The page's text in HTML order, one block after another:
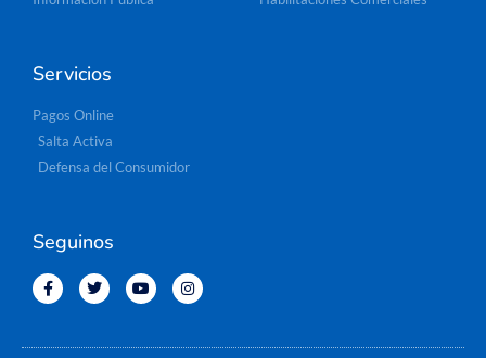
Servicios
Pagos Online
Salta Activa
Defensa del Consumidor
Seguinos